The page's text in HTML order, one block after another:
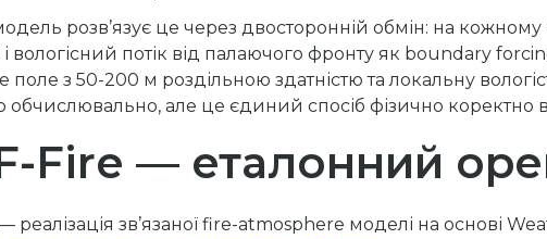
розв’язує це через двосторонній обмін: на
вологісний потік від палаючого фронту як boundary
поле з 50-200 м роздільною здатністю та локальну
обчислювально, але це єдиний спосіб фізично коректно
Fire — еталонний
реалізація зв’язаної fire-atmosphere моделі на основі